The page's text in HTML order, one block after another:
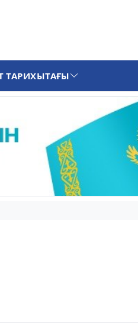
ТАРИХЫТАҒЫ